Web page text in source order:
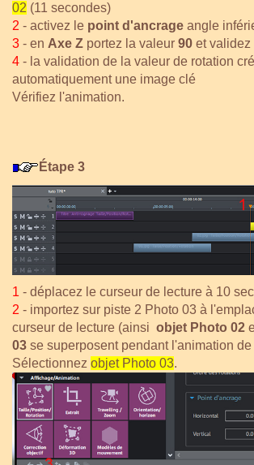
02 (11 secondes)
2 - activez le point d'ancrage angle
3 - en Axe Z portez la valeur 90 et validez
4 - la validation de la valeur de rotation
automatiquement une image clé
Vérifiez l'animation.
Étape 3
1 - déplacez le curseur de lecture à 10
2 - importez sur piste 2 Photo 03 à
curseur de lecture (ainsi objet Photo 02
03 se superposent pendant l'animation de
Sélectionnez objet Photo 03.